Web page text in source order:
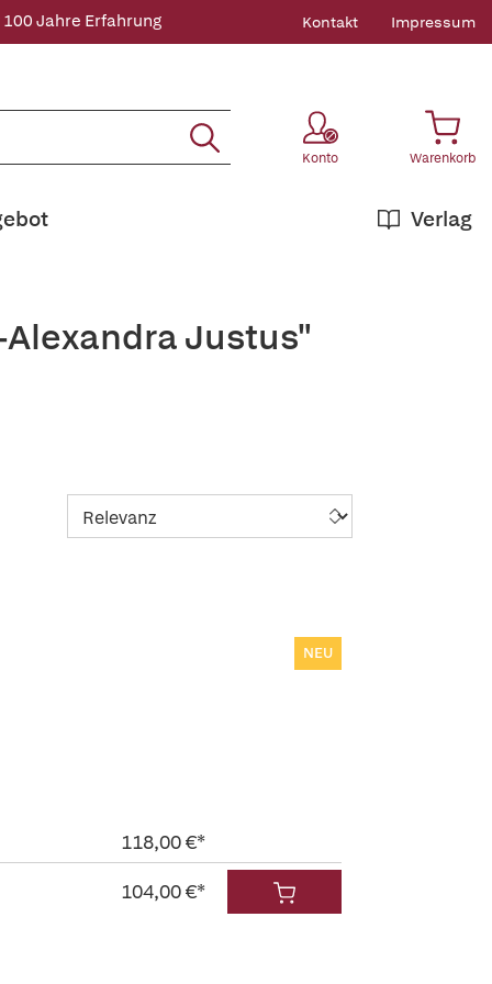
100 Jahre Erfahrung Kontakt Impressum
Konto Warenkorb
Verlag
Justus"
NEU
118,00 €*
104,00 €*